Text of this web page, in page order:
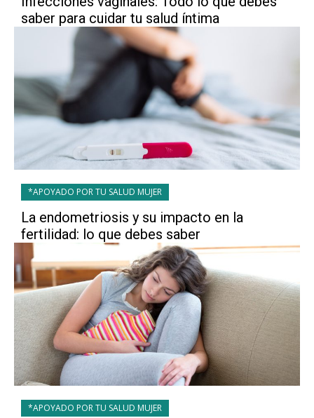
saber para cuidar tu salud íntima
*APOYADO POR TU SALUD MUJER
La endometriosis y su impacto en la
fertilidad: lo que debes saber
*APOYADO POR TU SALUD MUJER